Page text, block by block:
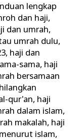
lengkap
dan haji,
dan umrah,
umrah dulu,
, haji dan
sama, haji
bersamaan
qur'an, haji
dalam islam,
makalah, haji
islam,